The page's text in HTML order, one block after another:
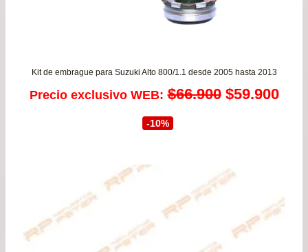
Kit de embrague para Suzuki Alto 800/1.1 desde 2005 hasta 2013
Precio exclusivo WEB: $66.900 El
era:
$66.900.
$59.900El
-10%